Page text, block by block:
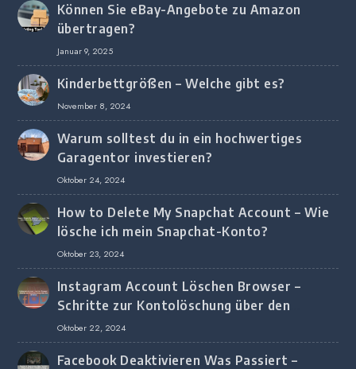
Können Sie eBay-Angebote zu Amazon
übertragen?
Januar 9, 2025
Kinderbettgrößen – Welche gibt es?
November 8, 2024
Warum solltest du in ein hochwertiges
Garagentor investieren?
Oktober 24, 2024
How to Delete My Snapchat Account – Wie
lösche ich mein Snapchat-Konto?
Oktober 23, 2024
Instagram Account Löschen Browser –
Schritte zur Kontolöschung über den
Browser
Oktober 22, 2024
Facebook Deaktivieren Was Passiert –